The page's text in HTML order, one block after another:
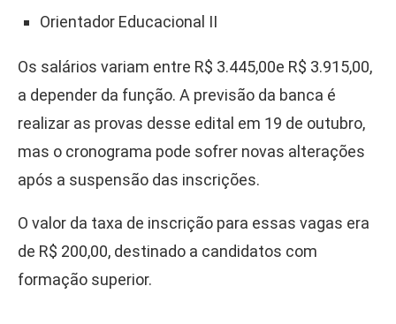
Orientador Educacional II
Os salários variam entre R$ 3.445,00e R$ 3.915,00,
a depender da função. A previsão da banca é
realizar as provas desse edital em 19 de outubro,
mas o cronograma pode sofrer novas alterações
após a suspensão das inscrições.
O valor da taxa de inscrição para essas vagas era
de R$ 200,00, destinado a candidatos com
formação superior.